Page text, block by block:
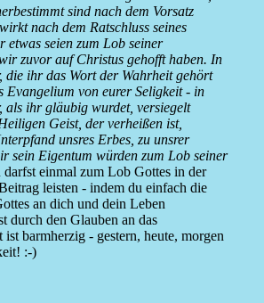
sind nach dem Vorsatz
nach dem Ratschluss seines
etwas seien zum Lob seiner
zuvor auf Christus gehofft haben. In
die ihr das Wort der Wahrheit gehört
Evangelium von eurer Seligkeit - in
als ihr gläubig wurdet, versiegelt
Geist, der verheißen ist,
unsres Erbes, zu unsrer
sein Eigentum würden zum Lob seiner
einmal zum Lob Gottes in der
leisten - indem du einfach die
an dich und dein Leben
durch den Glauben an das
barmherzig - gestern, heute, morgen
:-)